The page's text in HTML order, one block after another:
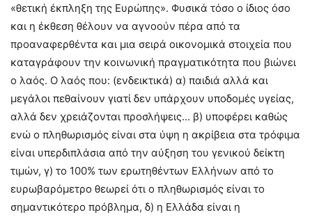
«θετική έκπληξη της Ευρώπης». Φυσικά τόσο ο ίδιος όσο
και η έκθεση θέλουν να αγνοούν πέρα από τα
προαναφερθέντα και μια σειρά οικονομικά στοιχεία που
καταγράφουν την κοινωνική πραγματικότητα που βιώνει
ο λαός. Ο λαός που: (ενδεικτικά) α) παιδιά αλλά και
μεγάλοι πεθαίνουν γιατί δεν υπάρχουν υποδομές υγείας,
αλλά δεν χρειάζονται προσλήψεις… β) υποφέρει καθώς
ενώ ο πληθωρισμός είναι στα ύψη η ακρίβεια στα τρόφιμα
είναι υπερδιπλάσια από την αύξηση του γενικού δείκτη
τιμών, γ) το 100% των ερωτηθέντων Ελλήνων από το
ευρωβαρόμετρο θεωρεί ότι ο πληθωρισμός είναι το
σημαντικότερο πρόβλημα, δ) η Ελλάδα είναι η